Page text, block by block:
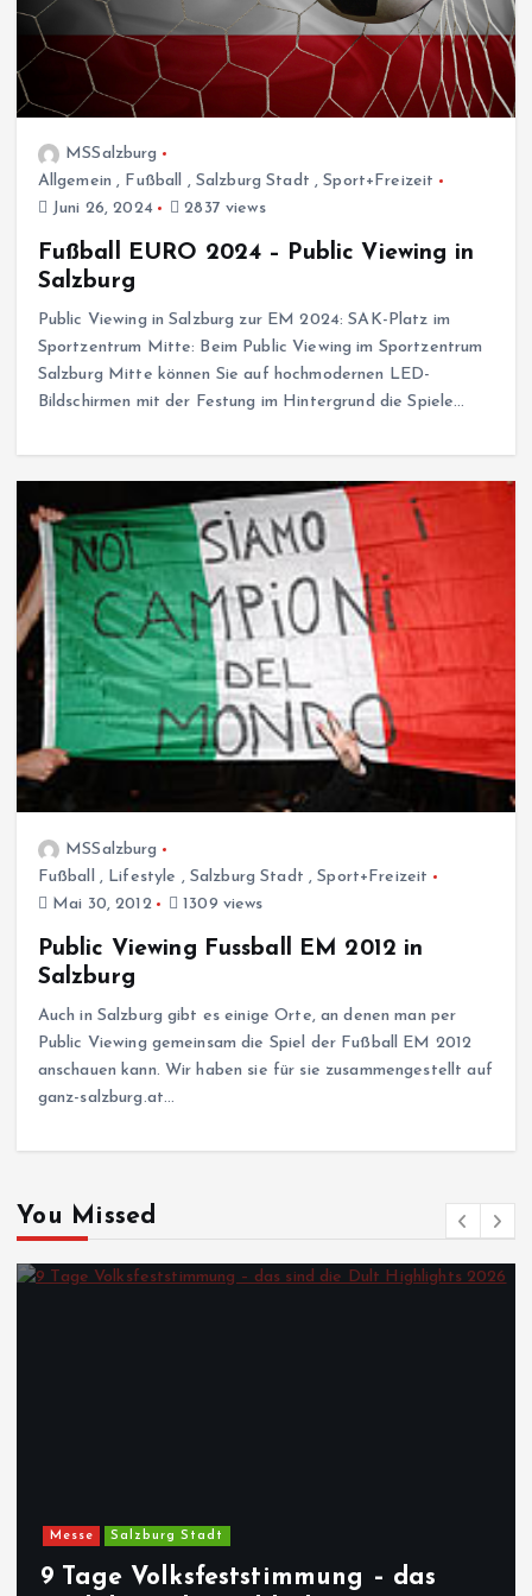
MSSalzburg
Allgemein , Fußball , Salzburg Stadt ,Sport+Freizeit
Juni 26, 2024
2837 views
Fußball EURO 2024 – Public Viewing in
Salzburg
Public Viewing in Salzburg zur EM 2024: SAK-Platz im
Sportzentrum Mitte: Beim Public Viewing im Sportzentrum
Salzburg Mitte können Sie auf hochmodernen LED-
Bildschirmen mit der Festung im Hintergrund die Spiele…
MSSalzburg
Fußball
, Lifestyle , Salzburg Stadt ,Sport+Freizeit
Mai 30, 2012
1309 views
Public Viewing Fussball EM 2012 in
Salzburg
Auch in Salzburg gibt es einige Orte, an denen man per
Public Viewing gemeinsam die Spiel der Fußball EM 2012
anschauen kann. Wir haben sie für sie zusammengestellt auf
ganz-salzburg.at…
You Missed
Messe Salzburg Stadt
9 Tage Volksfeststimmung – das